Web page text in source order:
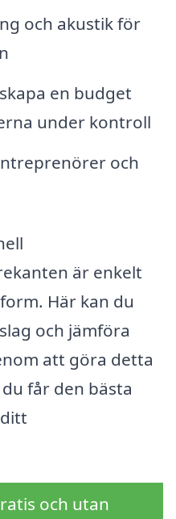
och akustik för
en budget
under kontroll
och
är enkelt
Här kan du
och jämföra
att göra detta
får den bästa
och utan